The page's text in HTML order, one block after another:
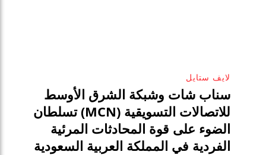
لايف ستايل
سناب شات وشبكة الشرق الأوسط
للاتصالات التسويقية (MCN) تسلطان
الضوء على قوة المحادثات المرئية
الفردية في المملكة العربية السعودية